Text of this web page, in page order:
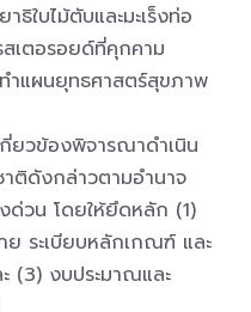
ใบไม้ตับและมะเร็งท่อ
สเตอรอยด์ที่คุกคาม
ำแผนยุทธศาสตร์สุขภาพ
องพิจารณาดำเนิน
ติดังกล่าวตามอำนาจ
ด่วน โดยให้ยึดหลัก (1)
ระเบียบหลักเกณฑ์ และ
(3) งบประมาณและ